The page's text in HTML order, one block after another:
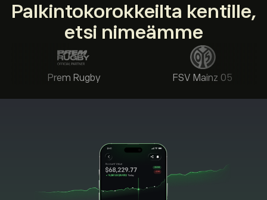
Palkintokorokkeilta kentille,
etsi nimeämme
Prem Rugby FSV Mainz 05